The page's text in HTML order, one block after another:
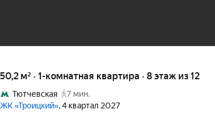
50,2 м² · 1-комнатная квартира · 8 этаж из 12
Тютчевская
7 мин.
ЖК «Троицкий», 4 квартал 2027